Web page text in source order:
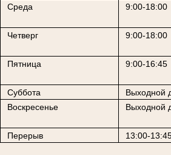
Среда 9:00-18:00
Четверг 9:00-18:00
Пятница 9:00-16:45
Суббота
Выходной
Воскресенье
Выходной
Перерыв 13:00-